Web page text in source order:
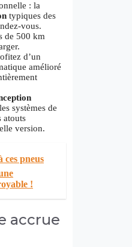
: la
typiques des
vous.
de 500 km
d’un
amélioré
systèmes de
atouts
version.
ces pneus
!
accrue